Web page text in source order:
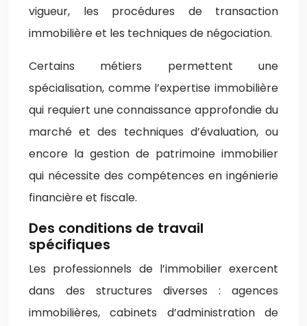
vigueur, les procédures de transaction
immobilière et les techniques de négociation.
Certains métiers permettent une
spécialisation, comme l’expertise immobilière
qui requiert une connaissance approfondie du
marché et des techniques d’évaluation, ou
encore la gestion de patrimoine immobilier
qui nécessite des compétences en ingénierie
financière et fiscale.
Des conditions de travail
spécifiques
Les professionnels de l’immobilier exercent
dans des structures diverses : agences
immobilières, cabinets d’administration de